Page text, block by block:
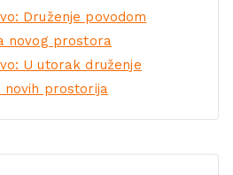
Druženje povodom
novog prostora
U utorak druženje
novih prostorija